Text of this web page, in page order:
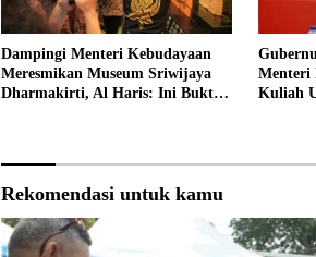
Dampingi Menteri Kebudayaan
Meresmikan Museum Sriwijaya
Dharmakirti, Al Haris: Ini Bukti
Menteri
Kuliah
Rekomendasi untuk kamu